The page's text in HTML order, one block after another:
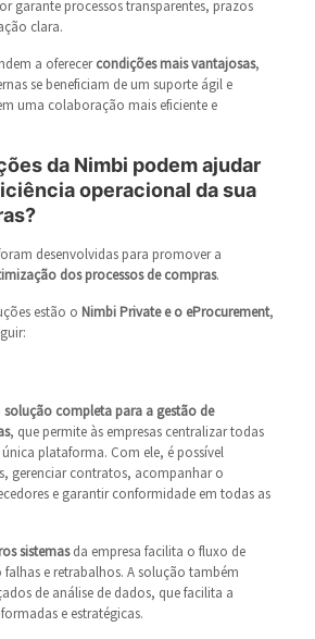
garante processos transparentes, prazos
clara.
a oferecercondições mais vantajosas,
se beneficiam de um suporte ágil e
uma colaboração mais eficiente e
da Nimbi podem ajudar
operacional da sua
desenvolvidas para promover a
dos processos de compras.
estão o Nimbi Private e o eProcurement,
solução completa para a gestão de
, que permite às empresas centralizar todas
plataforma. Com ele, é possível
gerenciar contratos, acompanhar o
e garantir conformidade em todas as
sistemasda empresa facilita o fluxo de
e retrabalhos. A solução também
de análise de dados, que facilita a
e estratégicas.